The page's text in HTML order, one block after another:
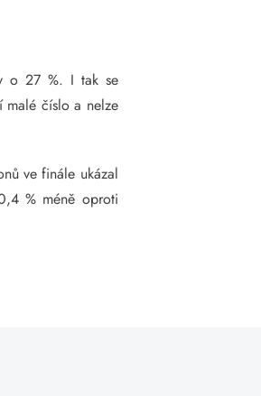
o 27 %. I tak se
malé číslo a nelze
ve finále ukázal
% méně oproti